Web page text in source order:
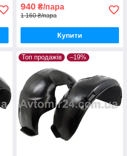
940 ₴/пара
1 160 ₴/пара
Купити
Топ продажів –19%